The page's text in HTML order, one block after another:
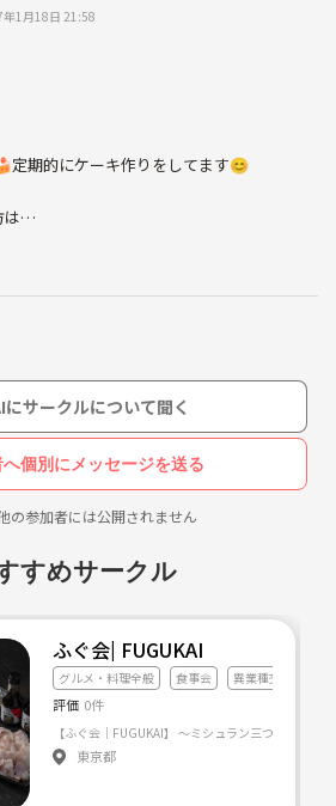
1月18日 21:58
定期的にケーキ作りをしてます😊
ます。
ので
と思います😎🤘
。
´▽｀)
にサークルについて聞く
個別にメッセージを送る
の参加者には公開されません
すめサークル
ふぐ会| FUGUKAI
グルメ・料理全般 食事会 異業種交流会
評価 0件
東京都